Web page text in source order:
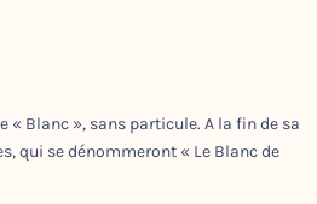
Blanc », sans particule. A la fin de sa
qui se dénommeront « Le Blanc de